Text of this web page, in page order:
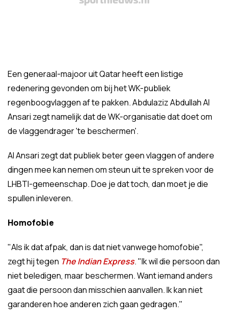
Een generaal-majoor uit Qatar heeft een listige
redenering gevonden om bij het WK-publiek
regenboogvlaggen af te pakken. Abdulaziz Abdullah Al
Ansari zegt namelijk dat de WK-organisatie dat doet om
de vlaggendrager 'te beschermen'.
Al Ansari zegt dat publiek beter geen vlaggen of andere
dingen mee kan nemen om steun uit te spreken voor de
LHBTI-gemeenschap. Doe je dat toch, dan moet je die
spullen inleveren.
Homofobie
"Als ik dat afpak, dan is dat niet vanwege homofobie",
zegt hij tegen The Indian Express. "Ik wil die persoon dan
niet beledigen, maar beschermen. Want iemand anders
gaat die persoon dan misschien aanvallen. Ik kan niet
garanderen hoe anderen zich gaan gedragen."